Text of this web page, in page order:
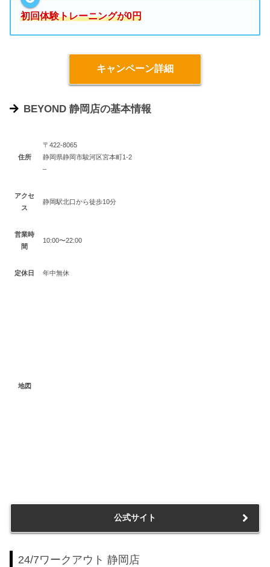
初回体験トレーニングが0円
キャンペーン詳細
BEYOND 静岡店の基本情報
住所
〒422-8065
静岡県静岡市駿河区宮本町1-2
–
アクセ
ス
静岡駅北口から徒歩10分
営業時
間
10:00〜22:00
定休日 年中無休
地図
公式サイト
24/7ワークアウト 静岡店